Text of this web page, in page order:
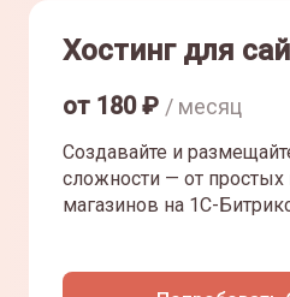
Хостинг для
от 180₽ / месяц
Создавайте и
сложности — от
магазинов на 1С-